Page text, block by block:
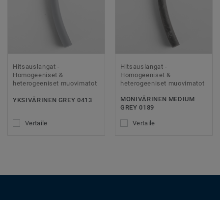
Hitsauslangat -
Homogeeniset &
heterogeeniset muovimatot
YKSIVÄRINEN GREY 0413
Vertaile
Hitsauslangat -
Homogeeniset &
heterogeeniset muovimatot
MONIVÄRINEN MEDIUM
GREY 0189
Vertaile